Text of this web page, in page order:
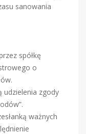
sanowania
spółkę
o
udzielenia zgody
ważnych